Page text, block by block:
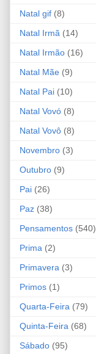
Natal gif (8)
Natal Irmã (14)
Natal Irmão (16)
Natal Mãe (9)
Natal Pai (10)
Natal Vovó (8)
Natal Vovô (8)
Novembro (3)
Outubro (9)
Pai (26)
Paz (38)
Pensamentos (540)
Prima (2)
Primavera (3)
Primos (1)
Quarta-Feira (79)
Quinta-Feira (68)
Sábado (95)